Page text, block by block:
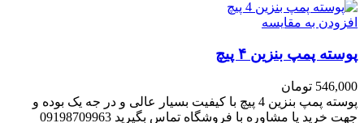
افزودن به مقایسه
پوسته پمپ بنزین ۴ پیچ
546,000 تومان
پوسته پمپ بنزین 4 پیچ با کیفیت بسیار عالی و در جه یک بوده و
جهت خرید یا مشاوره با فروشگاه تماس بگیرید 09198709963